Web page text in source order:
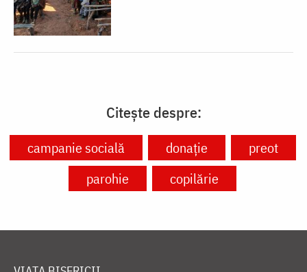
Citește despre:
campanie socială donație
preot
parohie
copilărie